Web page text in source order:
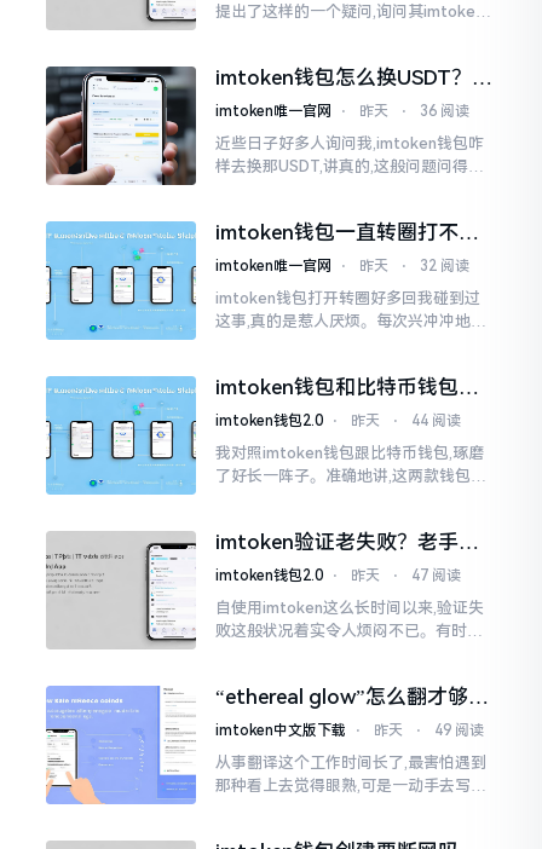
提出了这样的一个疑问,询问其imtoken
同一个物品
imtoken钱包怎么换USDT？这
几种方法你得知道
imtoken唯一官网 ⋅ 昨天 ⋅ 36 阅读
近些日子好多人询问我,imtoken钱包咋
样去换那USDT,讲真的,这般问题问得很
imtoken钱包一直转圈打不开
解决办法分享
imtoken唯一官网 ⋅ 昨天 ⋅ 32 阅读
imtoken钱包打开转圈好多回我碰到过
这事,真的是惹人厌烦。每次兴冲冲地开
大家说法不尽相同
imtoken钱包和比特币钱包，
谁更安全？老玩家来聊聊
imtoken钱包2.0 ⋅ 昨天 ⋅ 44 阅读
我对照imtoken钱包跟比特币钱包,琢磨
了好长一阵子。准确地讲,这两款钱包我
挺美观
imtoken验证老失败？老手教
你几招搞定
imtoken钱包2.0 ⋅ 昨天 ⋅ 47 阅读
自使用imtoken这么长时间以来,验证失
败这般状况着实令人烦闷不已。有时急
至极点。
“ethereal glow”怎么翻才够味
儿？翻译圈老油条的私房话
imtoken中文版下载 ⋅ 昨天 ⋅ 49 阅读
从事翻译这个工作时间长了,最害怕遇到
那种看上去觉得眼熟,可是一动手去写就